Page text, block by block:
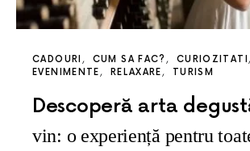
CADOURI CUM SA FAC?
CURIOZITATI
EVENIMENTE
RELAXARE TURISM
Descoperă arta
vin: o experiență pentru